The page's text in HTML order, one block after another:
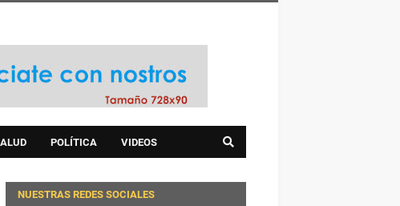
POLÍTICA VIDEOS
NUESTRAS REDES SOCIALES